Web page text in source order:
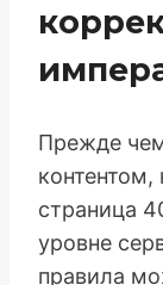
Прежде
контентом,
страница
уровне
правила